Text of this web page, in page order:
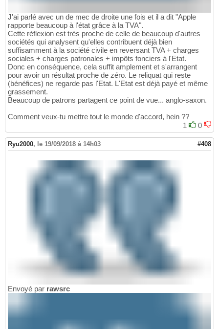
J'ai parlé avec un de mec de droite une fois et il a dit "Apple
rapporte beaucoup à l'état grâce à la TVA".
Cette réflexion est très proche de celle de beaucoup d'autres
sociétés qui analysent qu'elles contribuent déjà bien
suffisamment à la société civile en reversant TVA + charges
sociales + charges patronales + impôts fonciers à l'Etat.
Donc en conséquence, cela suffit amplement et s'arrangent
pour avoir un résultat proche de zéro. Le reliquat qui reste
(bénéfices) ne regarde pas l'Etat. L'Etat est déjà payé et même
grassement.
Beaucoup de patrons partagent ce point de vue... anglo-saxon.
Comment veux-tu mettre tout le monde d'accord, hein ??
1
0
Ryu2000, le 19/09/2018 à 14h03 #408
Envoyé par rawsrc